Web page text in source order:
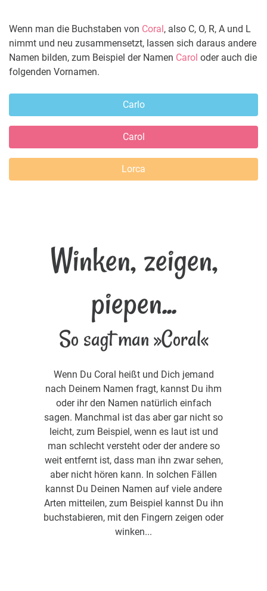
Wenn man die Buchstaben von Coral , also C, O, R, A und L
nimmt und neu zusammensetzt, lassen sich daraus andere
Namen bilden, zum Beispiel der Namen Carol oder auch die
folgenden Vornamen.
Carlo
Carol
Lorca
Winken, zeigen,
piepen...
So sagt man »Coral«
Wenn Du Coral heißt und Dich jemand
nach Deinem Namen fragt, kannst Du ihm
oder ihr den Namen natürlich einfach
sagen. Manchmal ist das aber gar nicht so
leicht, zum Beispiel, wenn es laut ist und
man schlecht versteht oder der andere so
weit entfernt ist, dass man ihn zwar sehen,
aber nicht hören kann. In solchen Fällen
kannst Du Deinen Namen auf viele andere
Arten mitteilen, zum Beispiel kannst Du ihn
buchstabieren, mit den Fingern zeigen oder
winken...